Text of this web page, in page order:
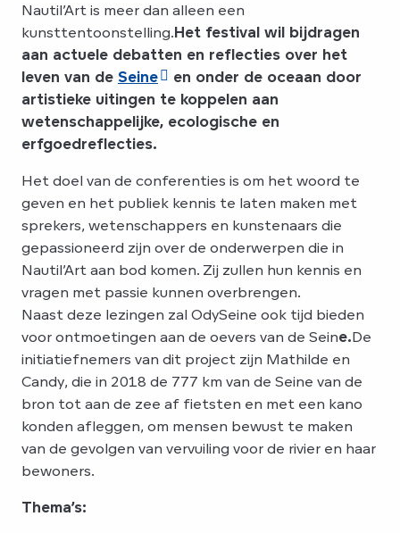
Nautil’Art is meer dan alleen een
kunsttentoonstelling.Het festival wil bijdragen
aan actuele debatten en reflecties over het
leven van de Seine
en onder de oceaan door
artistieke uitingen te koppelen aan
wetenschappelijke, ecologische en
erfgoedreflecties.
Het doel van de conferenties is om het woord te
geven en het publiek kennis te laten maken met
sprekers, wetenschappers en kunstenaars die
gepassioneerd zijn over de onderwerpen die in
Nautil’Art aan bod komen. Zij zullen hun kennis en
vragen met passie kunnen overbrengen.
Naast deze lezingen zal OdySeine ook tijd bieden
voor ontmoetingen aan de oevers van de Seine.De
initiatiefnemers van dit project zijn Mathilde en
Candy, die in 2018 de 777 km van de Seine van de
bron tot aan de zee af fietsten en met een kano
konden afleggen, om mensen bewust te maken
van de gevolgen van vervuiling voor de rivier en haar
bewoners.
Thema’s: